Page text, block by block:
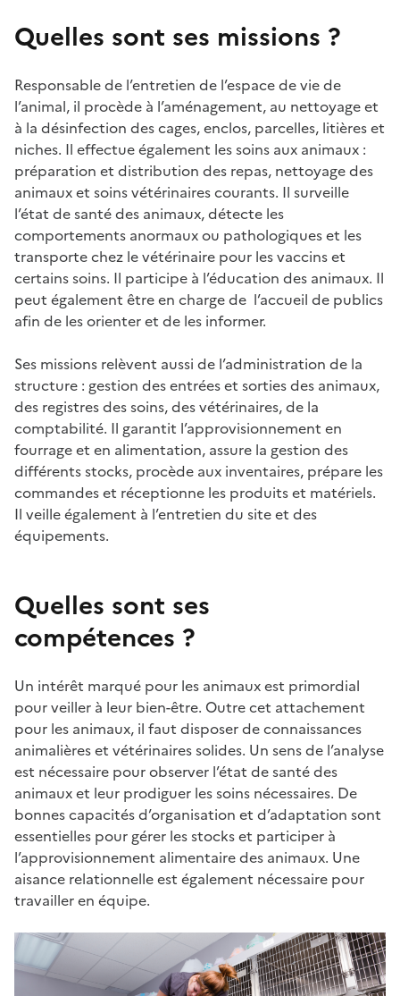
Quelles sont ses missions ?
Responsable de l’entretien de l’espace de vie de
l’animal, il procède à l’aménagement, au nettoyage et
à la désinfection des cages, enclos, parcelles, litières et
niches. Il effectue également les soins aux animaux :
préparation et distribution des repas, nettoyage des
animaux et soins vétérinaires courants. Il surveille
l’état de santé des animaux, détecte les
comportements anormaux ou pathologiques et les
transporte chez le vétérinaire pour les vaccins et
certains soins. Il participe à l’éducation des animaux. Il
peut également être en charge de l’accueil de publics
afin de les orienter et de les informer.
Ses missions relèvent aussi de l’administration de la
structure : gestion des entrées et sorties des animaux,
des registres des soins, des vétérinaires, de la
comptabilité. Il garantit l’approvisionnement en
fourrage et en alimentation, assure la gestion des
différents stocks, procède aux inventaires, prépare les
commandes et réceptionne les produits et matériels.
Il veille également à l’entretien du site et des
équipements.
Quelles sont ses
compétences ?
Un intérêt marqué pour les animaux est primordial
pour veiller à leur bien-être. Outre cet attachement
pour les animaux, il faut disposer de connaissances
animalières et vétérinaires solides. Un sens de l’analyse
est nécessaire pour observer l’état de santé des
animaux et leur prodiguer les soins nécessaires. De
bonnes capacités d’organisation et d’adaptation sont
essentielles pour gérer les stocks et participer à
l’approvisionnement alimentaire des animaux. Une
aisance relationnelle est également nécessaire pour
travailler en équipe.